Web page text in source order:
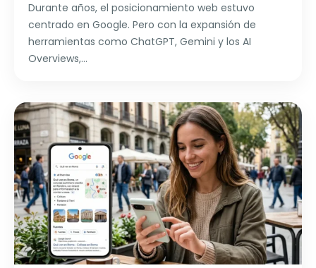
Durante años, el posicionamiento web estuvo
centrado en Google. Pero con la expansión de
herramientas como ChatGPT, Gemini y los AI
Overviews,...